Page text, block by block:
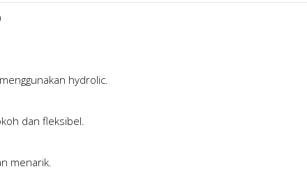
hydrolic.
dan fleksibel.
menarik.